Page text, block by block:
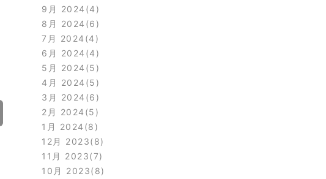
9月 2024 4
8月 2024 6
7月 2024 4
6月 2024 4
5月 2024 5
4月 2024 5
3月 2024 6
2月 2024 5
1月 2024 8
12月 2023 8
11月 2023 7
10月 2023 8